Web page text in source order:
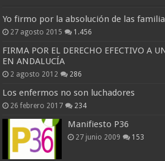
Yo firmo por la absolución de las
27 agosto 2015 1.456
FIRMA POR EL DERECHO EFECTIVO A
EN ANDALUCÍA
2 agosto 2012 286
Los enfermos no son luchadores
26 febrero 2017 234
Manifiesto P36
27 junio 2009 153